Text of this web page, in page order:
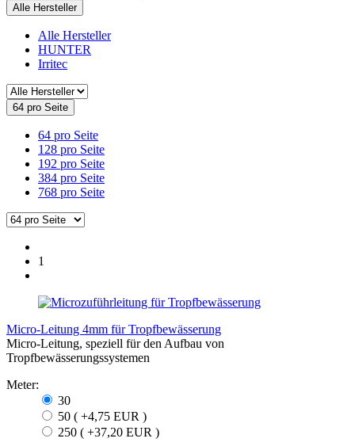
Alle Hersteller
Alle Hersteller
HUNTER
Irritec
64 pro Seite
64 pro Seite
128 pro Seite
192 pro Seite
384 pro Seite
768 pro Seite
1
Micro-Leitung 4mm für Tropfbewässerung
Micro-Leitung, speziell für den Aufbau von
Tropfbewässerungssystemen
Meter:
30
50 ( +4,75 EUR )
250 ( +37,20 EUR )